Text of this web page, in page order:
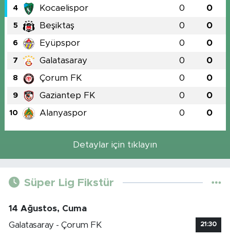
4 Kocaelispor 0 0
5 Beşiktaş 0 0
6 Eyüpspor 0 0
7 Galatasaray 0 0
8 Çorum FK 0 0
9 Gaziantep FK 0 0
10 Alanyaspor 0 0
Detaylar için tıklayın
Süper Lig Fikstür
14 Ağustos, Cuma
Galatasaray - Çorum FK
21:30